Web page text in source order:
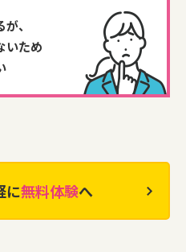
、
いため
に無料体験へ